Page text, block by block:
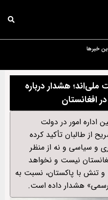
خبرها
هشدار درباره
افغانستان
امور در دولت
از طالبان تأکید کرده
و سیاسی و نه از منظر
نیست و نخواهد
و تنش با پاکستان، نسبت به
هشدار داده است.